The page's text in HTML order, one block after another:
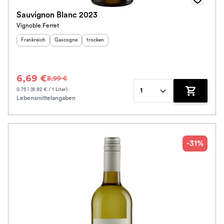
Sauvignon Blanc 2023
Vignoble Ferret
Herkunftsland
Frankreich Herkunftsregion:
Gascogne Geschmack
trocken
6,69 €8,99 €
0.75 l (8.92 € / 1 Liter)
Lebensmittelangaben
1
Zum
-31%